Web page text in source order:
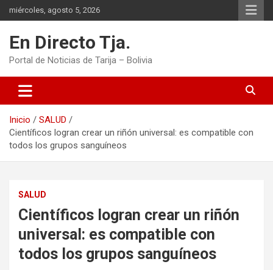
Saltar
al
miércoles, agosto 5, 2026
En Directo Tja.
Portal de Noticias de Tarija – Bolivia
Inicio
SALUD
Científicos logran crear un riñón universal: es compatible con
todos los grupos sanguíneos
SALUD
Científicos logran crear un riñón
universal: es compatible con
todos los grupos sanguíneos